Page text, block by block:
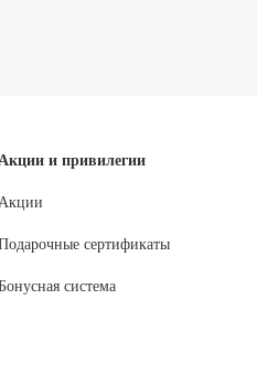
и привилегии
сертификаты
система